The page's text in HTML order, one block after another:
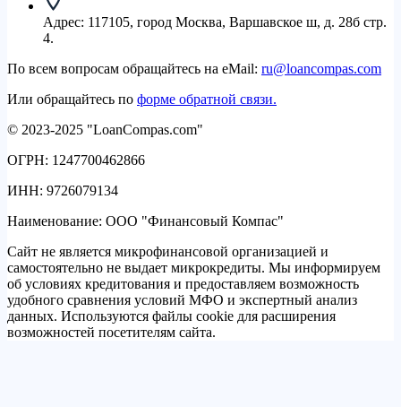
Адрес: 117105, город Москва, Варшавское ш, д. 28б стр.
4.
По всем вопросам обращайтесь на eMail: ru@loancompas.com
Или обращайтесь по форме обратной связи.
© 2023-2025 "LoanCompas.com"
ОГРН: 1247700462866
ИНН: 9726079134
Наименование: ООО "Финансовый Компас"
Сайт не является микрофинансовой организацией и
самостоятельно не выдает микрокредиты. Мы информируем
об условиях кредитования и предоставляем возможность
удобного сравнения условий МФО и экспертный анализ
данных. Используются файлы cookie для расширения
возможностей посетителям сайта.